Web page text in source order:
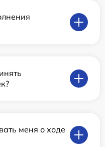
меня о ходе